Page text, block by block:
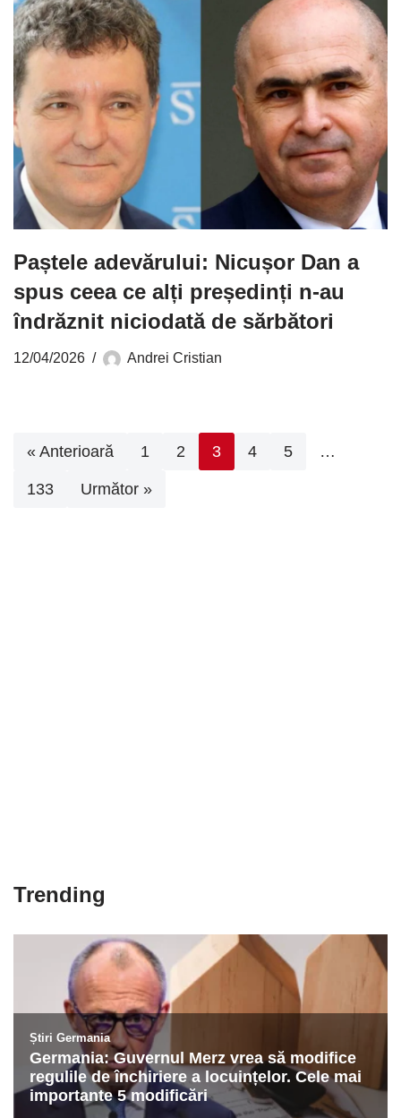
Paștele adevărului: Nicușor Dan a
spus ceea ce alți președinți n-au
îndrăznit niciodată de sărbători
12/04/2026 Andrei Cristian
« Anterioară 1 2 3 4 5 …
133 Următor »
Trending